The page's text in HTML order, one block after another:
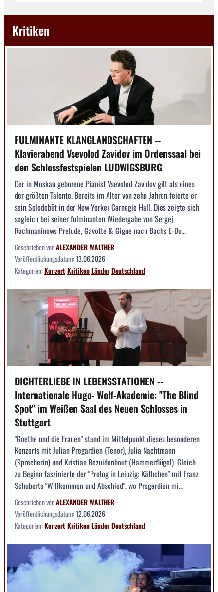
Kritiken
FULMINANTE KLANGLANDSCHAFTEN --
Klavierabend Vsevolod Zavidov im Ordenssaal bei
den Schlossfestspielen LUDWIGSBURG
Der in Moskau geborene Pianist Vsevolod Zavidov gilt als eines
der größten Talente. Bereits im Alter von zehn Jahren feierte er
sein Solodebüt in der New Yorker Carnegie Hall. Dies zeigte sich
sogleich bei seiner fulminanten Wiedergabe von Sergej
Rachmaninows Prelude, Gavotte & Gigue nach Bachs E-Du...
Geschrieben vonALEXANDER WALTHER
Veröffentlichungsdatum:13.06.2026
Kategorien:KonzertKritikenLänderDeutschland
DICHTERLIEBE IN LEBENSSTATIONEN --
Internationale Hugo- Wolf-Akademie: "The Blind
Spot" im Weißen Saal des Neuen Schlosses in
Stuttgart
"Goethe und die Frauen" stand im Mittelpunkt dieses besonderen
Konzerts mit Julian Pregardien (Tenor), Julia Nachtmann
(Sprecherin) und Kristian Bezuidenhout (Hammerflügel). Gleich
zu Beginn faszinierte der "Prolog in Leipzig: Käthchen" mit Franz
Schuberts "Willkommen und Abschied", wo Pregardien mi...
Geschrieben vonALEXANDER WALTHER
Veröffentlichungsdatum:12.06.2026
Kategorien:KonzertKritikenLänderDeutschland